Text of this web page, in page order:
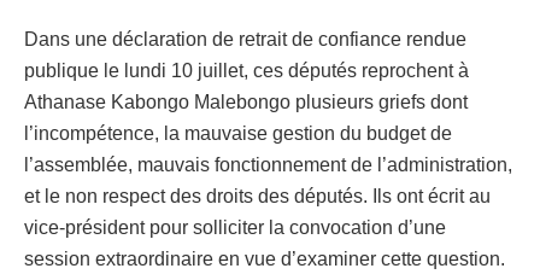
Dans une déclaration de retrait de confiance rendue
publique le lundi 10 juillet, ces députés reprochent à
Athanase Kabongo Malebongo plusieurs griefs dont
l’incompétence, la mauvaise gestion du budget de
l’assemblée, mauvais fonctionnement de l’administration,
et le non respect des droits des députés. Ils ont écrit au
vice-président pour solliciter la convocation d’une
session extraordinaire en vue d’examiner cette question.